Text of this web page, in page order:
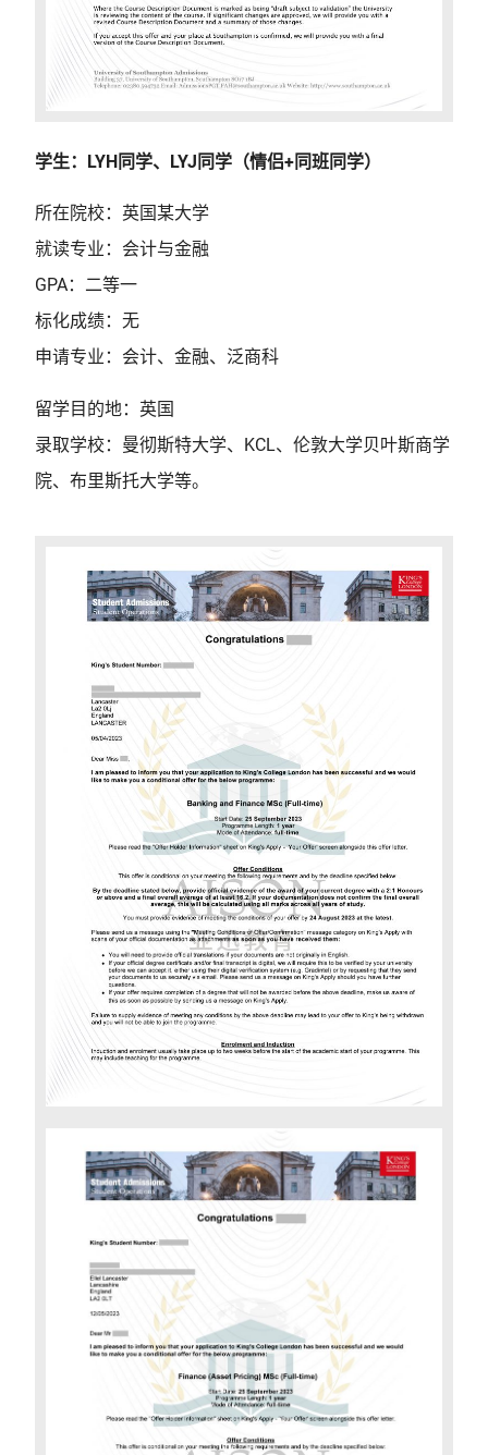
学生：LYH同学、LYJ同学（情侣+同班同学）
所在院校：英国某大学
就读专业：会计与金融
GPA：二等一
标化成绩：无
申请专业：会计、金融、泛商科
留学目的地：英国
录取学校：曼彻斯特大学、KCL、伦敦大学贝叶斯商学
院、布里斯托大学等。